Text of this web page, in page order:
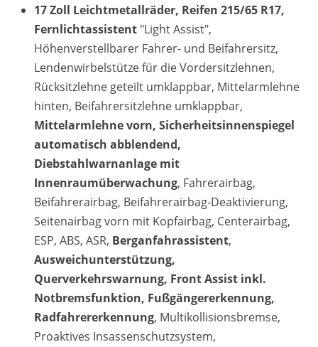
17 Zoll Leichtmetallräder, Reifen 215/65 R17,
Fernlichtassistent "Light Assist",
Höhenverstellbarer Fahrer- und Beifahrersitz,
Lendenwirbelstütze für die Vordersitzlehnen,
Rücksitzlehne geteilt umklappbar, Mittelarmlehne
hinten, Beifahrersitzlehne umklappbar,
Mittelarmlehne vorn, Sicherheitsinnenspiegel
automatisch abblendend,
Diebstahlwarnanlage mit
Innenraumüberwachung, Fahrerairbag,
Beifahrerairbag, Beifahrerairbag-Deaktivierung,
Seitenairbag vorn mit Kopfairbag, Centerairbag,
ESP, ABS, ASR, Berganfahrassistent,
Ausweichunterstützung,
Querverkehrswarnung, Front Assist inkl.
Notbremsfunktion, Fußgängererkennung,
Radfahrererkennung, Multikollisionsbremse,
Proaktives Insassenschutzsystem,